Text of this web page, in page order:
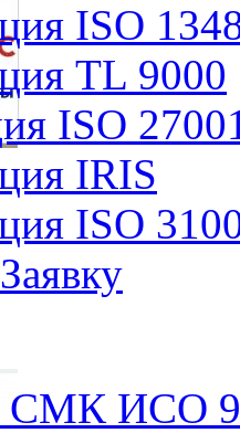
ISO
TL 9000
ISO
IRIS
ISO
СМК ИСО